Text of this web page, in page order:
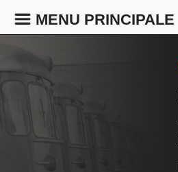
MENU PRINCIPALE